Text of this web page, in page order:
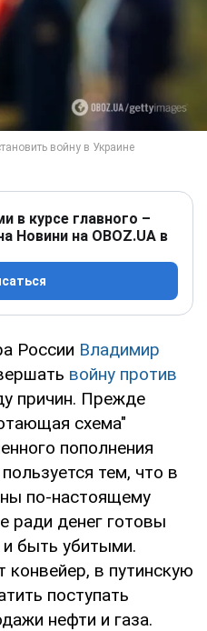
в курсе главного –
Новини на OBOZ.UA в
России Владимир
войну против
причин. Прежде
схема"
пополнения
тем, что в
по-настоящему
ради денег готовы
быть убитыми.
конвейер, в путинскую
поступать
нефти и газа.